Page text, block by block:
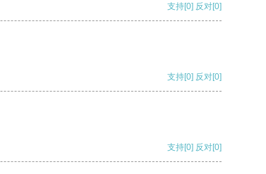
支持[0] 反对[0]
支持[0] 反对[0]
支持[0] 反对[0]